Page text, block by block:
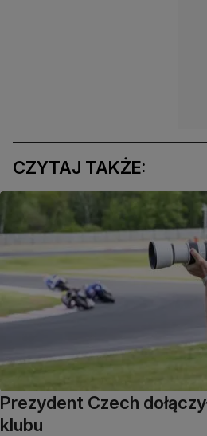
CZYTAJ TAKŻE:
Prezydent Czech
klubu